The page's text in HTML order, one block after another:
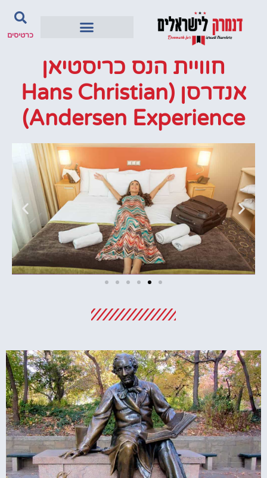
כרטיסים
חוויית הנס כריסטיאן
אנדרסן (Hans Christian
Andersen Experience)
מציאת מלון
לחצו
פה!